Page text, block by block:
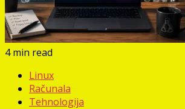
4 min read
Linux
Računala
Tehnologija